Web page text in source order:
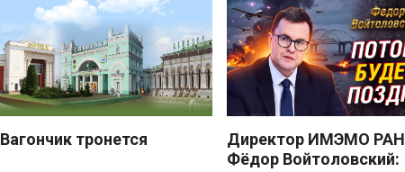
Вагончик тронется
Директор ИМЭМО РАН
Фёдор Войтоловский: